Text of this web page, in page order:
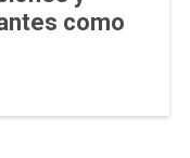
como